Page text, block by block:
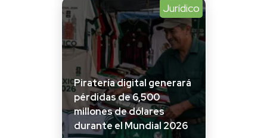
Jurídico
Piratería digital generará
pérdidas de 6,500
millones de dólares
durante el Mundial 2026